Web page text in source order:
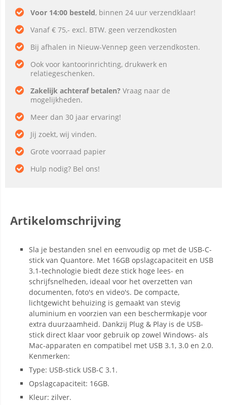
Voor 14:00 besteld, binnen 24 uur verzendklaar!
Vanaf € 75,- excl. BTW. geen verzendkosten
Bij afhalen in Nieuw-Vennep geen verzendkosten.
Ook voor kantoorinrichting, drukwerk en
relatiegeschenken.
Zakelijk achteraf betalen? Vraag naar de
mogelijkheden.
Meer dan 30 jaar ervaring!
Jij zoekt, wij vinden.
Grote voorraad papier
Hulp nodig? Bel ons!
Artikelomschrijving
Sla je bestanden snel en eenvoudig op met de USB-C-
stick van Quantore. Met 16GB opslagcapaciteit en USB
3.1-technologie biedt deze stick hoge lees- en
schrijfsnelheden, ideaal voor het overzetten van
documenten, foto's en video's. De compacte,
lichtgewicht behuizing is gemaakt van stevig
aluminium en voorzien van een beschermkapje voor
extra duurzaamheid. Dankzij Plug & Play is de USB-
stick direct klaar voor gebruik op zowel Windows- als
Mac-apparaten en compatibel met USB 3.1, 3.0 en 2.0.
Kenmerken:
Type: USB-stick USB-C 3.1.
Opslagcapaciteit: 16GB.
Kleur: zilver.